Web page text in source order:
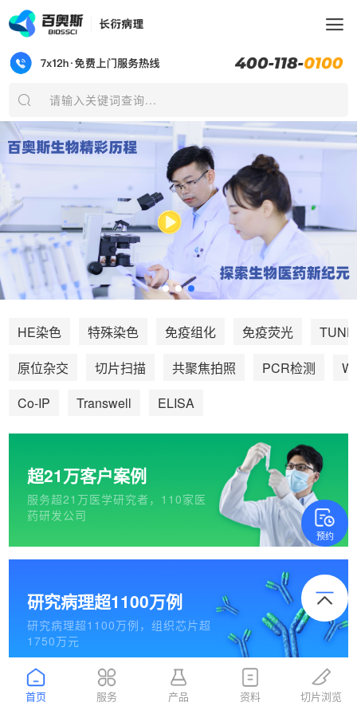
预约
请输入关键词查询...
HE染色 特殊染色 免疫组化 免疫荧光
原位杂交
切片扫描 共聚焦拍照 PCR检测
Co-IP
Transwell ELISA
超21万客户案例
服务超21万医学研究者，110家医
药研发公司
研究病理超1100万例
研究病理超1100万例，组织芯片超
1750万元
首页 服务 产品 资料 切片浏览